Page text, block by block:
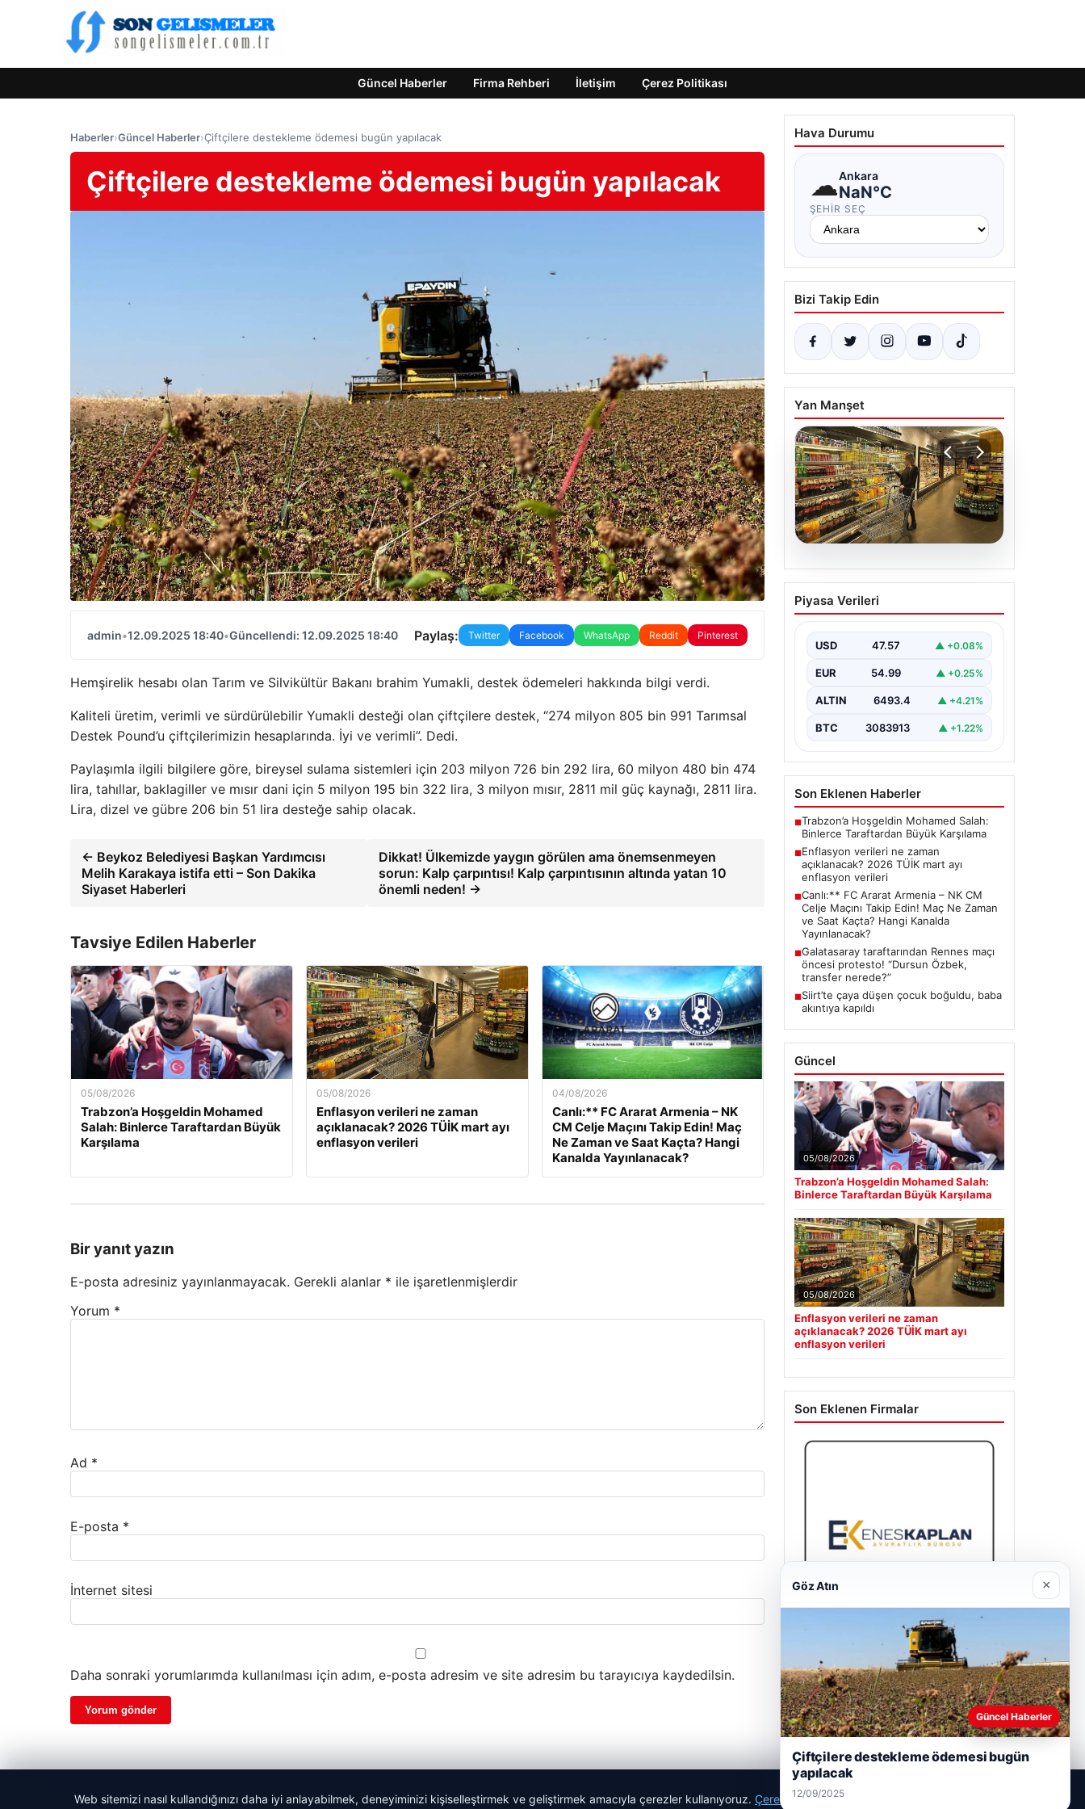
Güncel Haberler Firma Rehberi İletişim Çerez Politikası
Haberler›Güncel Haberler›Çiftçilere destekleme ödemesi bugün yapılacak
Çiftçilere destekleme ödemesi bugün yapılacak
admin•12.09.2025 18:40•Güncellendi: 12.09.2025 18:40 Paylaş: Twitter Facebook WhatsApp Reddit Pinterest
Hemşirelik hesabı olan Tarım ve Silvikültür Bakanı brahim Yumakli, destek ödemeleri hakkında bilgi verdi.
Kaliteli üretim, verimli ve sürdürülebilir Yumakli desteği olan çiftçilere destek, “274 milyon 805 bin 991 Tarımsal
Destek Pound’u çiftçilerimizin hesaplarında. İyi ve verimli”. Dedi.
Paylaşımla ilgili bilgilere göre, bireysel sulama sistemleri için 203 milyon 726 bin 292 lira, 60 milyon 480 bin 474
lira, tahıllar, baklagiller ve mısır dani için 5 milyon 195 bin 322 lira, 3 milyon mısır, 2811 mil güç kaynağı, 2811 lira.
Lira, dizel ve gübre 206 bin 51 lira desteğe sahip olacak.
← Beykoz Belediyesi Başkan Yardımcısı
Melih Karakaya istifa etti – Son Dakika
Siyaset Haberleri
Dikkat! Ülkemizde yaygın görülen ama önemsenmeyen
sorun: Kalp çarpıntısı! Kalp çarpıntısının altında yatan 10
önemli neden! →
Tavsiye Edilen Haberler
05/08/2026
Trabzon’a Hoşgeldin Mohamed
Salah: Binlerce Taraftardan Büyük
Karşılama
05/08/2026
Enflasyon verileri ne zaman
açıklanacak? 2026 TÜİK mart ayı
enflasyon verileri
04/08/2026
Canlı:** FC Ararat Armenia – NK
CM Celje Maçını Takip Edin! Maç
Ne Zaman ve Saat Kaçta? Hangi
Kanalda Yayınlanacak?
Bir yanıt yazın
E-posta adresiniz yayınlanmayacak. Gerekli alanlar * ile işaretlenmişlerdir
Yorum *
Ad *
E-posta *
İnternet sitesi
Daha sonraki yorumlarımda kullanılması için adım, e-posta adresim ve site adresim bu tarayıcıya kaydedilsin.
Hava Durumu
☁Ankara
NaN°C
ŞEHIR SEÇ
Bizi Takip Edin
Yan Manşet
05.08.2026
Enflasyon verileri ne
zaman açıklanacak?
enflasyon verileri
Piyasa Verileri
USD 47.57 ▲ +0.08%
EUR 54.99 ▲ +0.25%
ALTIN 6493.4 ▲ +4.21%
BTC 3083913 ▲ +1.22%
Son Eklenen Haberler
■Trabzon’a Hoşgeldin Mohamed Salah:
Binlerce Taraftardan Büyük Karşılama
■Enflasyon verileri ne zaman
açıklanacak? 2026 TÜİK mart ayı
enflasyon verileri
■Canlı:** FC Ararat Armenia – NK CM
Celje Maçını Takip Edin! Maç Ne Zaman
ve Saat Kaçta? Hangi Kanalda
Yayınlanacak?
■Galatasaray taraftarından Rennes maçı
öncesi protesto! “Dursun Özbek,
transfer nerede?”
■Siirt’te çaya düşen çocuk boğuldu, baba
akıntıya kapıldı
Güncel
05/08/2026
Trabzon’a Hoşgeldin Mohamed Salah:
Binlerce Taraftardan Büyük Karşılama
05/08/2026
Enflasyon verileri ne zaman
açıklanacak? 2026 TÜİK mart ayı
enflasyon verileri
Son Eklenen Firmalar
Enes Kaplan Avukatlık Bürosu
28/04/2026
© 2026 Son Gelişmeler | Güncel Haberler
Web sitemizi nasıl kullandığınızı daha iyi anlayabilmek, deneyiminizi kişiselleştirmek ve geliştirmek amacıyla çerezler kullanıyoruz. Çerez Politikamız
Göz Atın ×
Güncel Haberler
Çiftçilere destekleme ödemesi bugün
yapılacak
12/09/2025